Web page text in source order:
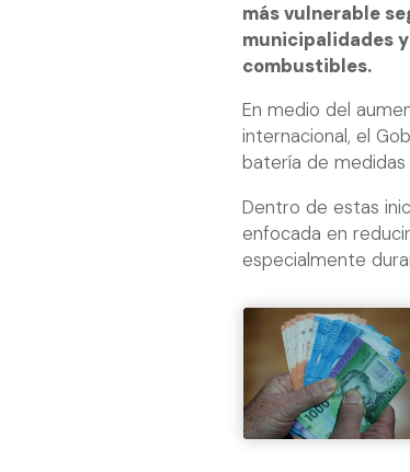
más vulnerable
municipalidades
combustibles.
En medio del
internacional, el
batería de medidas
Dentro de estas
enfocada en
especialmente